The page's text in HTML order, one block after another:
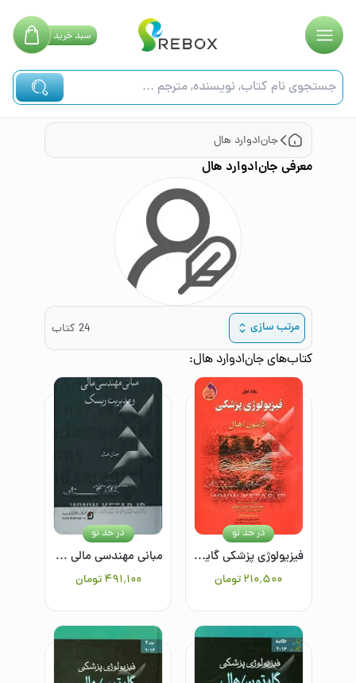
سبدخرید
جان‌ادوارد هال
معرفی جان‌ادوارد هال
مرتب سازی 24 کتاب
کتاب‌هایجان‌ادوارد هال:
فیزیولوژی پزشکی گایتون - هال 2006
۲۱۰٬۵۰۰تومان
در حد نو
مبانی مهندسی مالی و مدیریت ریسک
۴۹۱٬۱۰۰ تومان
در حد نو